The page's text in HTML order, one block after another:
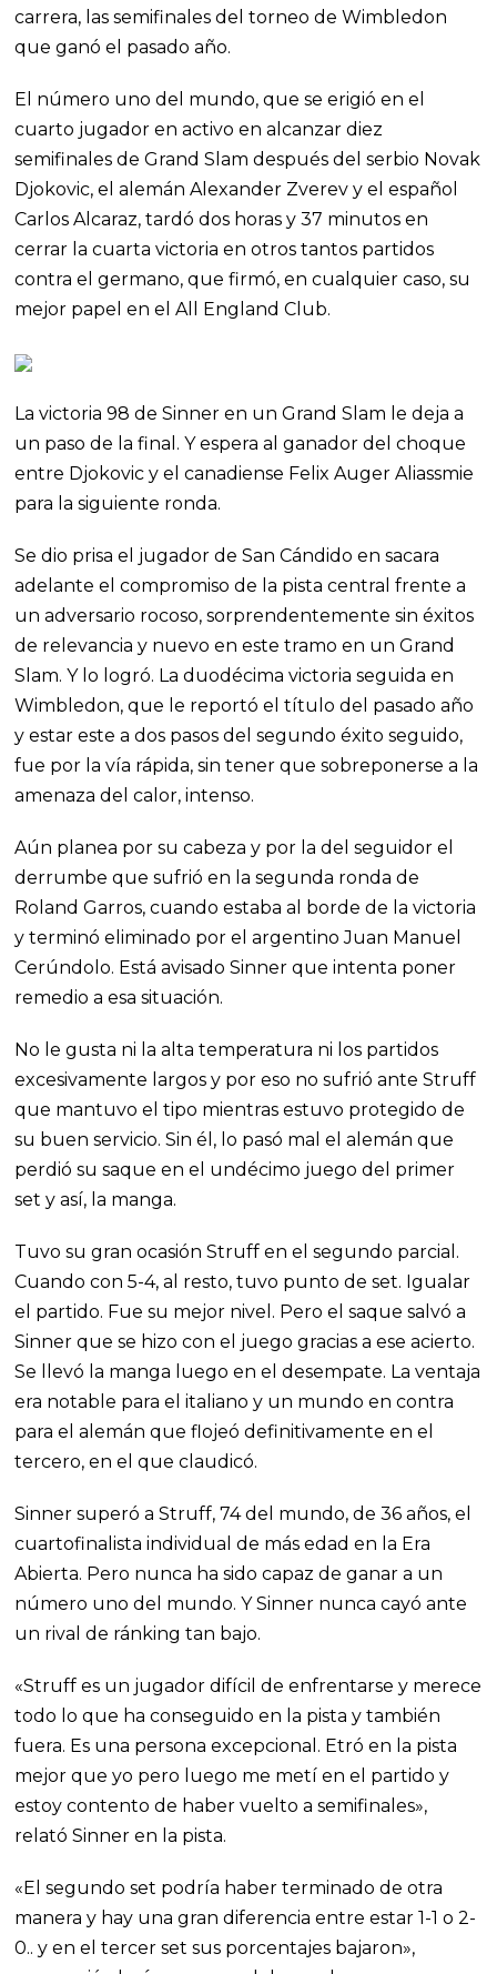
carrera, las semifinales del torneo de Wimbledon
que ganó el pasado año.
El número uno del mundo, que se erigió en el
cuarto jugador en activo en alcanzar diez
semifinales de Grand Slam después del serbio Novak
Djokovic, el alemán Alexander Zverev y el español
Carlos Alcaraz, tardó dos horas y 37 minutos en
cerrar la cuarta victoria en otros tantos partidos
contra el germano, que firmó, en cualquier caso, su
mejor papel en el All England Club.
La victoria 98 de Sinner en un Grand Slam le deja a
un paso de la final. Y espera al ganador del choque
entre Djokovic y el canadiense Felix Auger Aliassmie
para la siguiente ronda.
Se dio prisa el jugador de San Cándido en sacara
adelante el compromiso de la pista central frente a
un adversario rocoso, sorprendentemente sin éxitos
de relevancia y nuevo en este tramo en un Grand
Slam. Y lo logró. La duodécima victoria seguida en
Wimbledon, que le reportó el título del pasado año
y estar este a dos pasos del segundo éxito seguido,
fue por la vía rápida, sin tener que sobreponerse a la
amenaza del calor, intenso.
Aún planea por su cabeza y por la del seguidor el
derrumbe que sufrió en la segunda ronda de
Roland Garros, cuando estaba al borde de la victoria
y terminó eliminado por el argentino Juan Manuel
Cerúndolo. Está avisado Sinner que intenta poner
remedio a esa situación.
No le gusta ni la alta temperatura ni los partidos
excesivamente largos y por eso no sufrió ante Struff
que mantuvo el tipo mientras estuvo protegido de
su buen servicio. Sin él, lo pasó mal el alemán que
perdió su saque en el undécimo juego del primer
set y así, la manga.
Tuvo su gran ocasión Struff en el segundo parcial.
Cuando con 5-4, al resto, tuvo punto de set. Igualar
el partido. Fue su mejor nivel. Pero el saque salvó a
Sinner que se hizo con el juego gracias a ese acierto.
Se llevó la manga luego en el desempate. La ventaja
era notable para el italiano y un mundo en contra
para el alemán que flojeó definitivamente en el
tercero, en el que claudicó.
Sinner superó a Struff, 74 del mundo, de 36 años, el
cuartofinalista individual de más edad en la Era
Abierta. Pero nunca ha sido capaz de ganar a un
número uno del mundo. Y Sinner nunca cayó ante
un rival de ránking tan bajo.
«Struff es un jugador difícil de enfrentarse y merece
todo lo que ha conseguido en la pista y también
fuera. Es una persona excepcional. Etró en la pista
mejor que yo pero luego me metí en el partido y
estoy contento de haber vuelto a semifinales»,
relató Sinner en la pista.
«El segundo set podría haber terminado de otra
manera y hay una gran diferencia entre estar 1-1 o 2-
0.. y en el tercer set sus porcentajes bajaron»,